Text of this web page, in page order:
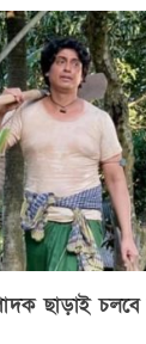
ছাড়াই চলবে